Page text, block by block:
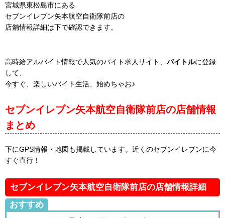
宮城県東松島市にある
セブンイレブン矢本航空自衛隊前店の
店舗情報詳細は下で確認できます。
高時給アルバイト情報で人気のバイト求人サイト、 バイトルに登録
して、
今すぐ、楽しいバイト生活、始めちゃお♪
セブンイレブン矢本航空自衛隊前店の店舗情報
まとめ
下にGPS情報・地図も掲載しています。近くのセブンイレブンに今
すぐ直行！
セブンイレブン矢本航空自衛隊前店の店舗情報詳細
おすすめ